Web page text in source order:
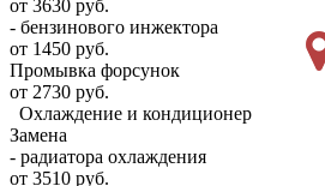
от 3630 руб.
- бензинового инжектора
от 1450 руб.
Промывка форсунок
от 2730 руб.
Охлаждение и кондиционер
Замена
- радиатора охлаждения
от 3510 руб.